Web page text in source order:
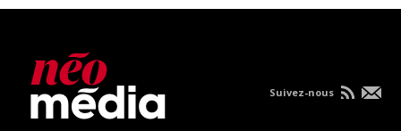
Suivez-nous